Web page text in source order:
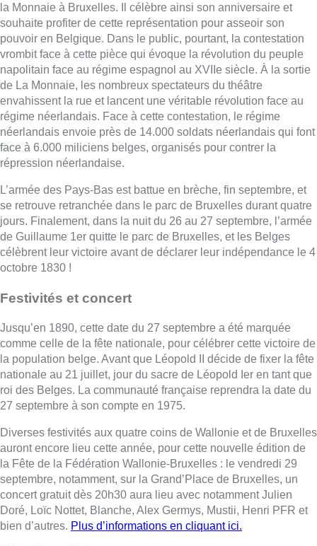
la Monnaie à Bruxelles. Il célèbre ainsi son anniversaire et
souhaite profiter de cette représentation pour asseoir son
pouvoir en Belgique. Dans le public, pourtant, la contestation
vrombit face à cette pièce qui évoque la révolution du peuple
napolitain face au régime espagnol au XVIIe siècle. À la sortie
de La Monnaie, les nombreux spectateurs du théâtre
envahissent la rue et lancent une véritable révolution face au
régime néerlandais. Face à cette contestation, le régime
néerlandais envoie près de 14.000 soldats néerlandais qui font
face à 6.000 miliciens belges, organisés pour contrer la
répression néerlandaise.
L’armée des Pays-Bas est battue en brèche, fin septembre, et
se retrouve retranchée dans le parc de Bruxelles durant quatre
jours. Finalement, dans la nuit du 26 au 27 septembre, l’armée
de Guillaume 1er quitte le parc de Bruxelles, et les Belges
célèbrent leur victoire avant de déclarer leur indépendance le 4
octobre 1830 !
Festivités et concert
Jusqu’en 1890, cette date du 27 septembre a été marquée
comme celle de la fête nationale, pour célébrer cette victoire de
la population belge. Avant que Léopold II décide de fixer la fête
nationale au 21 juillet, jour du sacre de Léopold Ier en tant que
roi des Belges. La communauté française reprendra la date du
27 septembre à son compte en 1975.
Diverses festivités aux quatre coins de Wallonie et de Bruxelles
auront encore lieu cette année, pour cette nouvelle édition de
la Fête de la Fédération Wallonie-Bruxelles : le vendredi 29
septembre, notamment, sur la Grand’Place de Bruxelles, un
concert gratuit dès 20h30 aura lieu avec notamment Julien
Doré, Loïc Nottet, Blanche, Alex Germys, Mustii, Henri PFR et
bien d’autres. Plus d’informations en cliquant ici.